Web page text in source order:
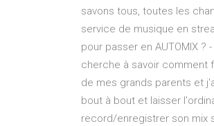
savons tous, toutes les
service de musique en
pour passer en AUTOMIX ?
cherche à savoir comment
de mes grands parents et
bout à bout et laisser
record/enregistrer son mix